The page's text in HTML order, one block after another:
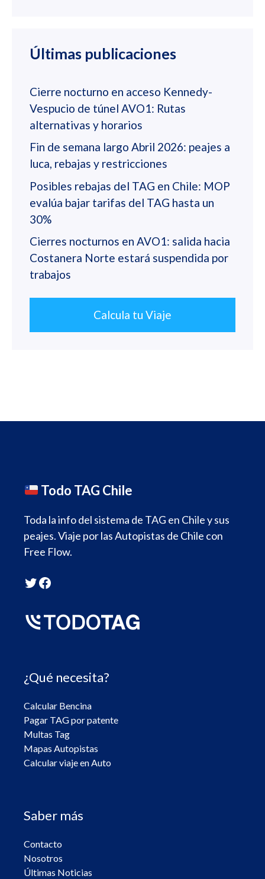
Últimas publicaciones
Cierre nocturno en acceso Kennedy-
Vespucio de túnel AVO1: Rutas
alternativas y horarios
Fin de semana largo Abril 2026: peajes a
luca, rebajas y restricciones
Posibles rebajas del TAG en Chile: MOP
evalúa bajar tarifas del TAG hasta un
30%
Cierres nocturnos en AVO1: salida hacia
Costanera Norte estará suspendida por
trabajos
Calcula tu Viaje
Todo TAG Chile
Toda la info del sistema de TAG en Chile y sus
peajes. Viaje por las Autopistas de Chile con
Free Flow.
Twitter
Facebook
¿Qué necesita?
Calcular Bencina
Pagar TAG por patente
Multas Tag
Mapas Autopistas
Calcular viaje en Auto
Saber más
Contacto
Nosotros
Últimas Noticias